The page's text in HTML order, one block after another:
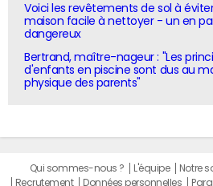
Voici les revêtements de sol à
maison facile à nettoyer - un en
dangereux
Bertrand, maître-nageur : "Les
d'enfants en piscine sont dus au
physique des parents"
Qui sommes-nous ? L'équipe Notre
Recrutement
Données personnelles